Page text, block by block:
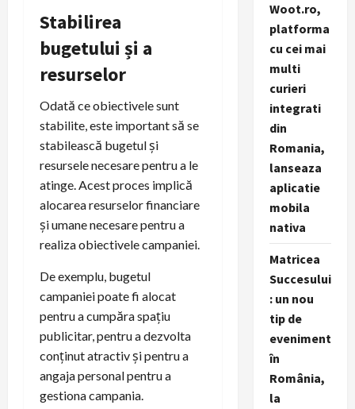
Stabilirea
bugetului și a
resurselor
Odată ce obiectivele sunt
stabilite, este important să se
stabilească bugetul și
resursele necesare pentru a le
atinge. Acest proces implică
alocarea resurselor financiare
și umane necesare pentru a
realiza obiectivele campaniei.
De exemplu, bugetul
campaniei poate fi alocat
pentru a cumpăra spațiu
publicitar, pentru a dezvolta
conținut atractiv și pentru a
angaja personal pentru a
gestiona campania.
Woot.ro,
platforma
cu cei mai
multi
curieri
integrati
din
Romania,
lanseaza
aplicatie
mobila
nativa
Matricea
Succesului
: un nou
tip de
eveniment
în
România,
la